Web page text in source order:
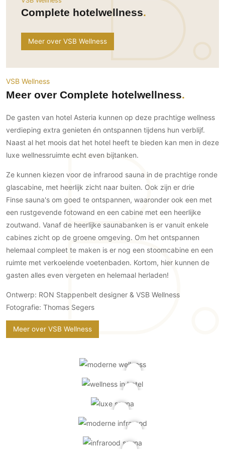
Woondecoratie
Inrichting
Roomdividers
Meubels
Verlichting
Glas
Interieurbouw
Trappen
Keuken
Keukens
Keukenapparatuur
Keukenaccessoires
Keukenkranen
Ramen en deuren
Aluminium deuren
Stalen deuren
Ramen
Buitendeuren
Deursystemen
Glazen wandsystemen
Garagedeuren
Zonwering
Buitenshutters
Overig
Autolift
3D visualisaties
Gevel
Gevelbekleding
Gevelstenen
Houten gevelbekleding
Stucwerk
Tuinmeubelen
Zwemmen
Zwembad en zwemvijver
Tuin wellness
Vloer
Buitenvloeren
Houten buitenvloeren
Natuursteen en keramiek
buitenvloeren
Vlonders
Zonwering
Zonwering buiten
Kinderkamer
Slaapkamer
Thuisbioscoop
Toilet
Wellness
Werkkamer
Terrasoverkapping
Tuin
Zwembad
Zakelijk
Horeca
Kantoor
Complete hotelwellness
Meer over VSB Wellness
VSB Wellness
Meer over Complete hotelwellness
De gasten van hotel Asteria kunnen op deze prachtige wellness
verdieping extra genieten én ontspannen tijdens hun verblijf.
Naast al het moois dat het hotel heeft te bieden kan men in deze
luxe wellnessruimte echt even bijtanken.
Ze kunnen kiezen voor de infrarood sauna in de prachtige ronde
glascabine, met heerlijk zicht naar buiten. Ook zijn er drie
Finse sauna's om goed te ontspannen, waaronder ook een met
een rustgevende fotowand en een cabine met een heerlijke
zoutwand. Vanaf de heerlijke saunabanken is er vanuit enkele
cabines zicht op de groene omgeving. Om het ontspannen
helemaal compleet te maken is er nog een stoomcabine en een
ruimte met verkoelende voetenbaden. Kortom, hier kunnen de
gasten alles even vergeten en helemaal herladen!
Ontwerp: RON Stappenbelt designer & VSB Wellness
Fotografie: Thomas Segers
Meer over VSB Wellness